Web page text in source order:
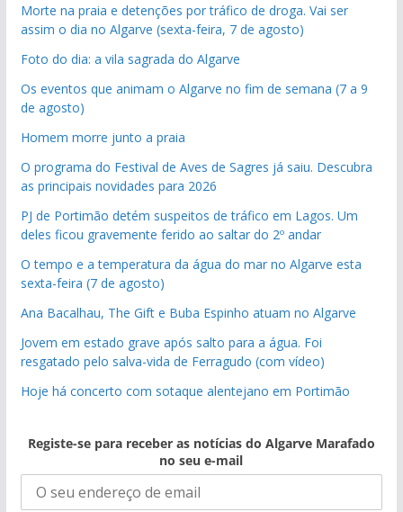
Morte na praia e detenções por tráfico de droga. Vai ser
assim o dia no Algarve (sexta-feira, 7 de agosto)
Foto do dia: a vila sagrada do Algarve
Os eventos que animam o Algarve no fim de semana (7 a 9
de agosto)
Homem morre junto a praia
O programa do Festival de Aves de Sagres já saiu. Descubra
as principais novidades para 2026
PJ de Portimão detém suspeitos de tráfico em Lagos. Um
deles ficou gravemente ferido ao saltar do 2º andar
O tempo e a temperatura da água do mar no Algarve esta
sexta-feira (7 de agosto)
Ana Bacalhau, The Gift e Buba Espinho atuam no Algarve
Jovem em estado grave após salto para a água. Foi
resgatado pelo salva-vida de Ferragudo (com vídeo)
Hoje há concerto com sotaque alentejano em Portimão
Registe-se para receber as notícias do Algarve Marafado
no seu e-mail